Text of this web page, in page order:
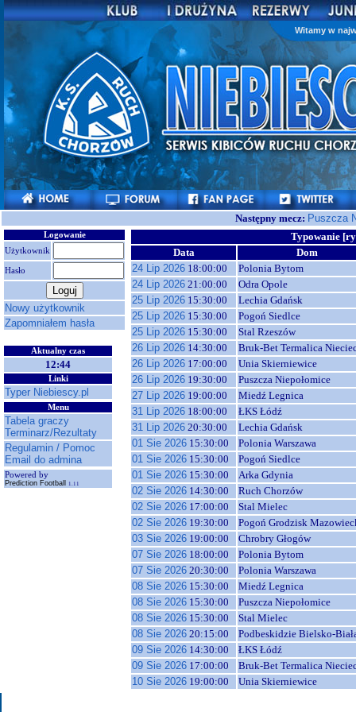
Witamy w
Następny mecz: Puszcza
Logowanie
Użytkownik
Hasło
Nowy użytkownik
Zapomniałem hasła
Aktualny czas
12:44
Linki
Typer Niebiescy.pl
Menu
Tabela graczy
Terminarz/Rezultaty
Regulamin / Pomoc
Email do admina
Powered by
Prediction Football 1.11
Typowanie
Data
Dom
24 Lip 2026 18:00:00
Polonia Bytom
24 Lip 2026 21:00:00
Odra Opole
25 Lip 2026 15:30:00
Lechia Gdańsk
25 Lip 2026 15:30:00
Pogoń Siedlce
25 Lip 2026 15:30:00
Stal Rzeszów
26 Lip 2026 14:30:00
Bruk-Bet Termalica
26 Lip 2026 17:00:00
Unia Skierniewice
26 Lip 2026 19:30:00
Puszcza Niepołomice
27 Lip 2026 19:00:00
Miedź Legnica
31 Lip 2026 18:00:00
ŁKS Łódź
31 Lip 2026 20:30:00
Lechia Gdańsk
01 Sie 2026 15:30:00
Polonia Warszawa
01 Sie 2026 15:30:00
Pogoń Siedlce
01 Sie 2026 15:30:00
Arka Gdynia
02 Sie 2026 14:30:00
Ruch Chorzów
02 Sie 2026 17:00:00
Stal Mielec
02 Sie 2026 19:30:00
Pogoń Grodzisk
03 Sie 2026 19:00:00
Chrobry Głogów
07 Sie 2026 18:00:00
Polonia Bytom
07 Sie 2026 20:30:00
Polonia Warszawa
08 Sie 2026 15:30:00
Miedź Legnica
08 Sie 2026 15:30:00
Puszcza Niepołomice
08 Sie 2026 15:30:00
Stal Mielec
08 Sie 2026 20:15:00
Podbeskidzie Bielsko-
09 Sie 2026 14:30:00
ŁKS Łódź
09 Sie 2026 17:00:00
Bruk-Bet Termalica
10 Sie 2026 19:00:00 Unia Skierniewice